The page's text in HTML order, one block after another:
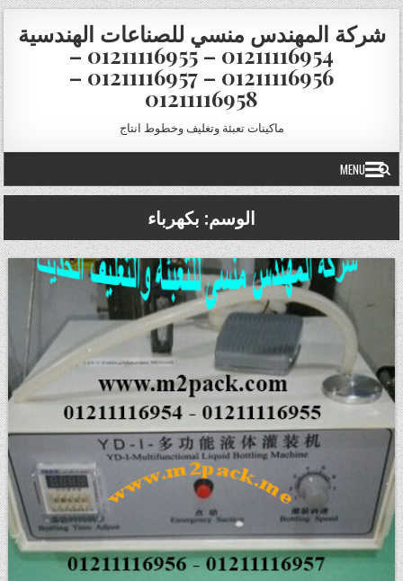
Skip to content
شركة المهندس منسي للصناعات الهندسية
01211116954 – 01211116955 –
01211116956 – 01211116957 –
01211116958
ماكينات تعبئة وتغليف وخطوط انتاج
MENU
الوسم: بكهرباء